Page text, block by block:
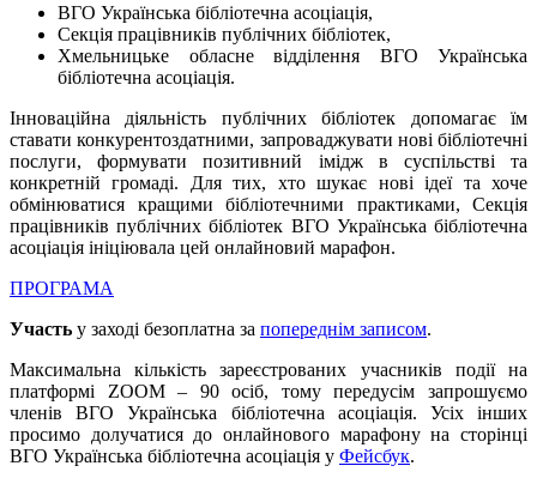
ВГО Українська бібліотечна асоціація,
Секція працівників публічних бібліотек,
Хмельницьке обласне відділення ВГО Українська
бібліотечна асоціація.
Інноваційна діяльність публічних бібліотек допомагає їм
ставати конкурентоздатними, запроваджувати нові бібліотечні
послуги, формувати позитивний імідж в суспільстві та
конкретній громаді. Для тих, хто шукає нові ідеї та хоче
обмінюватися кращими бібліотечними практиками, Секція
працівників публічних бібліотек ВГО Українська бібліотечна
асоціація ініціювала цей онлайновий марафон.
ПРОГРАМА
Участь у заході безоплатна за попереднім записом.
Максимальна кількість зареєстрованих учасників події на
платформі ZOOM – 90 осіб, тому передусім запрошуємо
членів ВГО Українська бібліотечна асоціація. Усіх інших
просимо долучатися до онлайнового марафону на сторінці
ВГО Українська бібліотечна асоціація у Фейсбук.